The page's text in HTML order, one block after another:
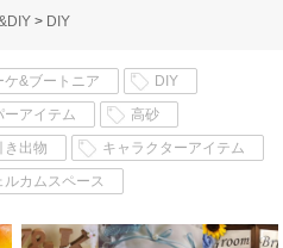
> DIY
ケ&ブートニア
DIY
ーアイテム
高砂
き出物
キャラクターアイテム
ルカムスペース